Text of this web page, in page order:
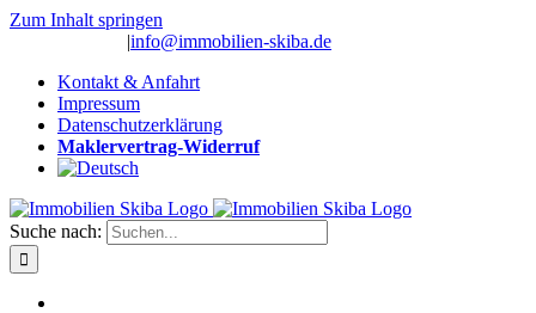
Zum Inhalt springen
|info@immobilien-skiba.de
Kontakt & Anfahrt
Impressum
Datenschutzerklärung
Maklervertrag-Widerruf
Suche nach: